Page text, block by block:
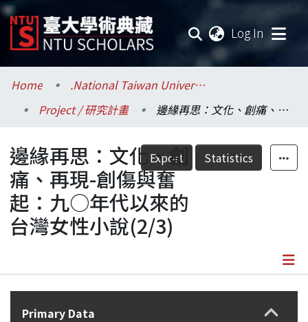
Log In
Communities & Collections
Research Outputs
Fundings & Projects
Researchers
Organizations
Home
.National Taiwan University / 國立臺灣大學
Project / 研究計畫
邊緣再思：文化、創痛、再現-創傷與奮起：九○年代以來的台灣女性小說(2/3)
Export Statistics
邊緣再思：文化、創
痛、再現-創傷與奮
起：九○年代以來的
台灣女性小說(2/3)
Details
Primary Data